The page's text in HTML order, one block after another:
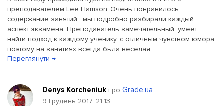
преподавателем Lee Harrison. Очень понравилось
содержание занятий , мы подробно разбирали каждый
аспект экзамена. Преподаватель замечательный, умеет
найти подход к каждому ученику, с отличным чувством юмора,
поэтому на занятиях всегда была веселая...
Переглянути →
Denys Korcheniuk про Grade.ua
9 Грудень 2017, 21:13